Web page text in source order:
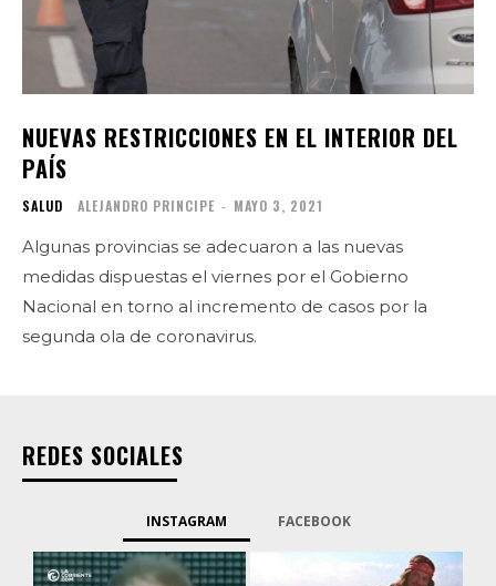
NUEVAS RESTRICCIONES EN EL INTERIOR DEL
PAÍS
SALUD ALEJANDRO PRINCIPE - MAYO 3, 2021
Algunas provincias se adecuaron a las nuevas
medidas dispuestas el viernes por el Gobierno
Nacional en torno al incremento de casos por la
segunda ola de coronavirus.
REDES SOCIALES
INSTAGRAM FACEBOOK